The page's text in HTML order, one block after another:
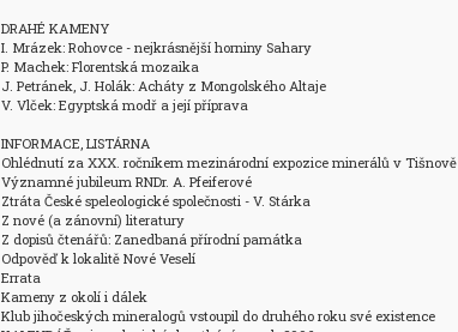
DRAHÉ KAMENY
I. Mrázek: Rohovce - nejkrásnější horniny Sahary
P. Machek: Florentská mozaika
J. Petránek, J. Holák: Acháty z Mongolského Altaje
V. Vlček: Egyptská modř a její příprava
INFORMACE, LISTÁRNA
Ohlédnutí za XXX. ročníkem mezinárodní expozice minerálů v Tišnově
Významné jubileum RNDr. A. Pfeiferové
Ztráta České speleologické společnosti - V. Stárka
Z nové (a zánovní) literatury
Z dopisů čtenářů: Zanedbaná přírodní památka
Odpověď k lokalitě Nové Veselí
Errata
Kameny z okolí i dálek
Klub jihočeských mineralogů vstoupil do druhého roku své existence